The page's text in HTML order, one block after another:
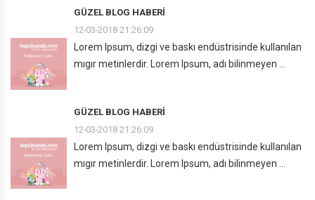
GÜZEL BLOG HABERI
12-03-2018 21:26:09
Lorem Ipsum, dizgi ve baskı endüstrisinde kullanılan
mıgır metinlerdir. Lorem Ipsum, adı bilinmeyen ...
GÜZEL BLOG HABERI
12-03-2018 21:26:09
Lorem Ipsum, dizgi ve baskı endüstrisinde kullanılan
mıgır metinlerdir. Lorem Ipsum, adı bilinmeyen ...